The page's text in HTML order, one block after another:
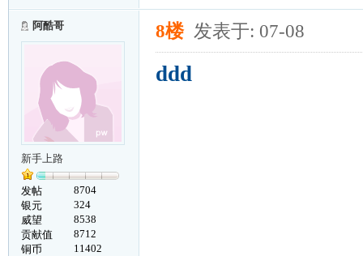
阿酷哥
新手上路
发帖
8704
银元
324
威望
8538
贡献值
8712
铜币
11402
8楼 发表于: 07-08
ddd